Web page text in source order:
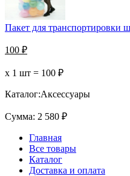
Пакет для транспортировки
100 ₽
х 1 шт = 100 ₽
Каталог:Аксессуары
Сумма: 2 580 ₽
Главная
Все товары
Каталог
Доставка и оплата